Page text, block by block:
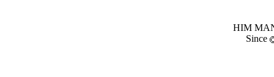
HIM
Since